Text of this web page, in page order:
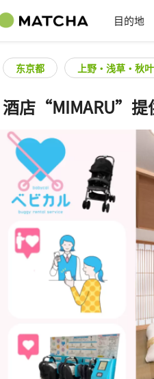
目的地
东京都 上野・浅草・秋
酒店“MIMARU”提